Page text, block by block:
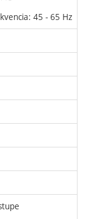
45 - 65 Hz